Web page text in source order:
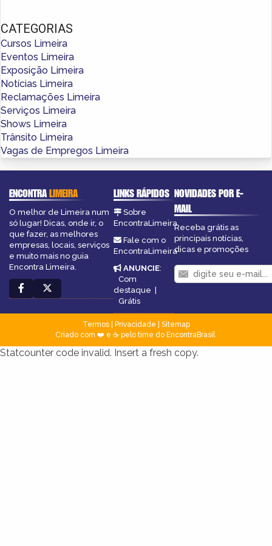
CATEGORIAS
Cursos Limeira
Eventos Limeira
Exposição Limeira
Notícias Limeira
Reclamações Limeira
Serviços Limeira
Shows Limeira
Trânsito Limeira
Vagas de Empregos Limeira
ENCONTRALIMEIRA
O melhor de Limeira num
só lugar! Dicas, onde ir, o
que fazer, as melhores
empresas, locais, serviços
e muito mais no guia
Encontra Limeira.
LINKS RÁPIDOS
Sobre
EncontraLimeira
Fale com o
EncontraLimeira
ANUNCIE:
Com
destaque
Grátis
NOVIDADES POR E-
MAIL
Receba grátis as
principais notícias,
dicas e promoções
Termos| Privacidade
Sitemap
Criado com ❤️ e ☕ pelo time do EncontraBrasil
Statcounter code invalid. Insert a fresh copy.